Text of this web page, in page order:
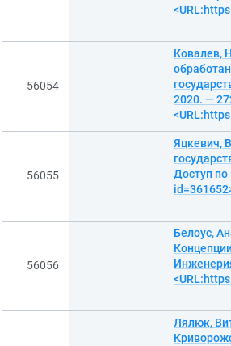
56054
Ковалев,
2020. —
56055
Яцкевич,
Доступ
56056
Белоус,
Лялюк,